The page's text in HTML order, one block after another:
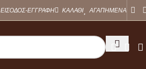
ΕΙΣΟΔΟΣ-ΕΓΓΡΑΦΗ ΚΑΛΑΘΙ ΑΓΑΠΗΜΕΝΑ